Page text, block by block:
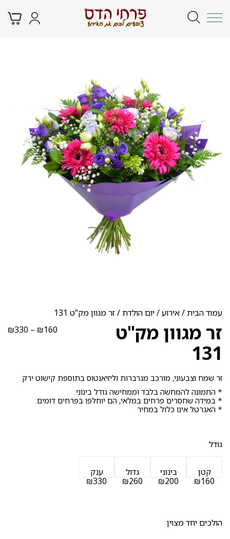
עמוד הבית /אירוע/יום הולדת / זר מגוון מק"ט 131
זר מגוון מק"ט
131
₪160
–
₪330
זר שמח וצבעוני, מורכב מגרברות וליזיאנטוס בתוספת קישוט ירק.
* התמונה להמחשה בלבד וממחישה גודל בינוני.
* במידה שחסרים פרחים במלאי, הם יוחלפו בפרחים דומים.
* האגרטל אינו כלול במחיר
גודל
קטן
₪160
בינוני
₪200
גדול
₪260
ענק
₪330
הולכים יחד מצוין